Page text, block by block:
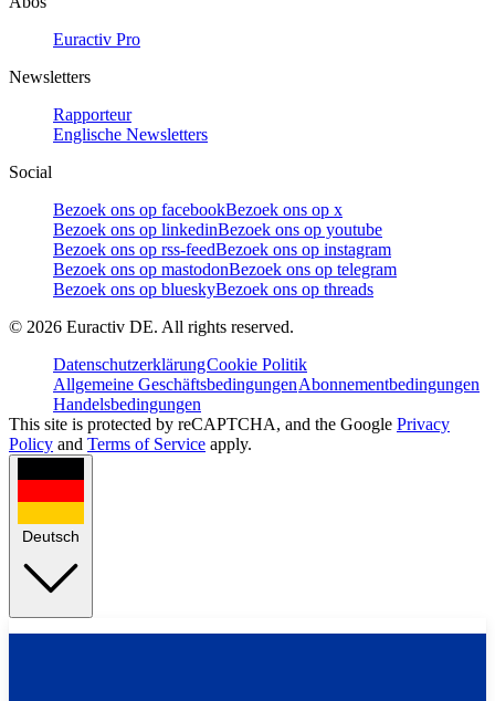
Euractiv Pro
Newsletters
Rapporteur
Englische Newsletters
Social
Bezoek ons op facebookBezoek ons op x
Bezoek ons op linkedinBezoek ons op youtube
Bezoek ons op rss-feedBezoek ons op instagram
Bezoek ons op mastodonBezoek ons op telegram
Bezoek ons op blueskyBezoek ons op threads
© 2026 Euractiv DE. All rights reserved.
DatenschutzerklärungCookie Politik
Allgemeine GeschäftsbedingungenAbonnementbedingungen
Handelsbedingungen
This site is protected by reCAPTCHA, and the Google Privacy
Policy and Terms of Service apply.
Deutsch